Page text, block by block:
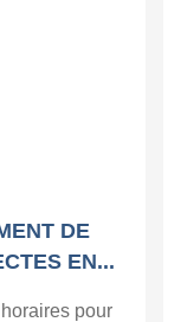
DE
EN...
pour